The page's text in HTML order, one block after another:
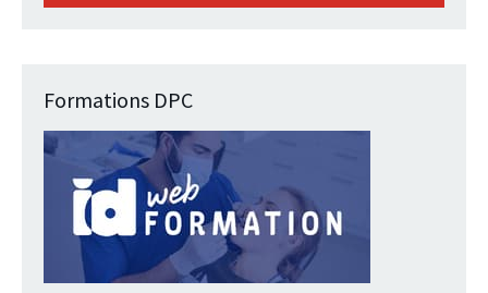
Formations DPC